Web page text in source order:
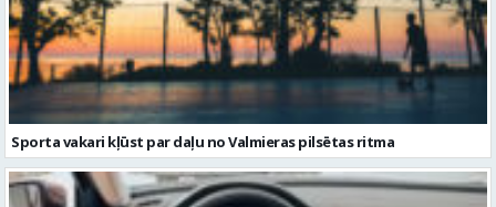
Sporta vakari kļūst par daļu no Valmieras pilsētas ritma